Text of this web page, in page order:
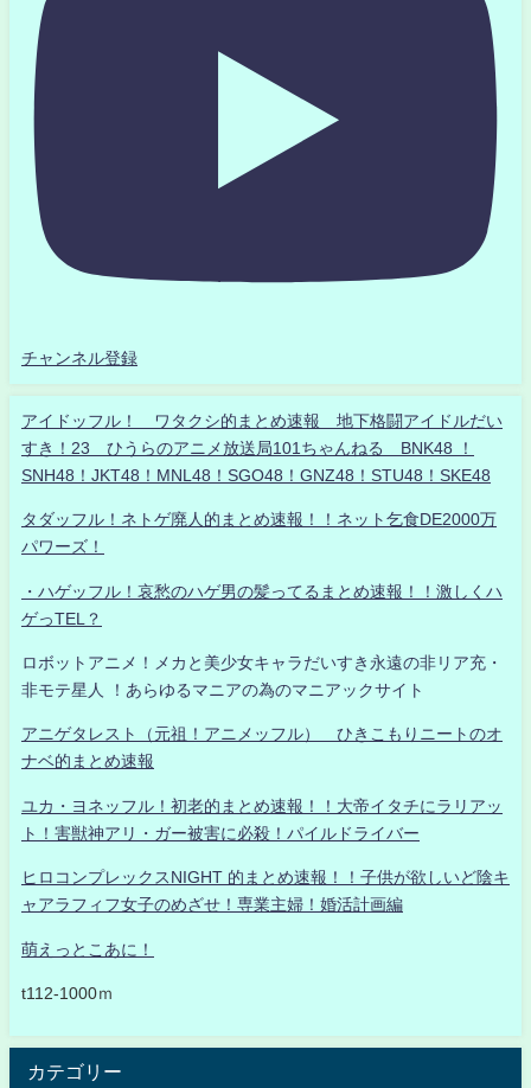
チャンネル登録
アイドッフル！ ワタクシ的まとめ速報 地下格闘アイドルだい
すき！23 ひうらのアニメ放送局101ちゃんねる BNK48 ！
SNH48！JKT48！MNL48！SGO48！GNZ48！STU48！SKE48
タダッフル！ネトゲ廃人的まとめ速報！！ネット乞食DE2000万
パワーズ！
・ハゲッフル！哀愁のハゲ男の髪ってるまとめ速報！！激しくハ
ゲっTEL？
ロボットアニメ！メカと美少女キャラだいすき永遠の非リア充・
非モテ星人 ！あらゆるマニアの為のマニアックサイト
アニゲタレスト（元祖！アニメッフル） ひきこもりニートのオ
ナベ的まとめ速報
ユカ・ヨネッフル！初老的まとめ速報！！大帝イタチにラリアッ
ト！害獣神アリ・ガー被害に必殺！パイルドライバー
ヒロコンプレックスNIGHT 的まとめ速報！！子供が欲しいど陰キ
ャアラフィフ女子のめざせ！専業主婦！婚活計画編
萌えっとこあに！
t112-1000ｍ
カテゴリー